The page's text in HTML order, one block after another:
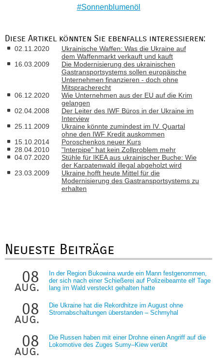
Sonnenblumenöl
Diese Artikel könnten Sie ebenfalls interessieren:
02.11.2020
Ukrainische Waffen: Was die Ukraine auf
dem Waffenmarkt verkauft und kauft
16.03.2009
Die Modernisierung des ukrainischen
Gastransportsystems sollen europäische
Unternehmen finanzieren - doch ohne
Mitspracherecht
06.12.2020
Wie Unternehmen aus der EU auf die Krim
gelangen
02.04.2008
Der Leiter des IWF Büros in der Ukraine im
Interview
25.11.2009
Ukraine könnte zumindest im IV. Quartal
ohne den IWF Kredit auskommen
15.10.2014
Poroschenkos neuer Kurs
28.04.2010
"Interpipe" hat kein Zollproblem mehr
04.07.2020
Stühle für IKEA aus ukrainischer Buche: Wie
der Karpatenwald illegal abgeholzt wird
23.03.2009
Ukraine hofft heute Mittel für die
Modernisierung des Gastransportsystems zu
erhalten
Neueste Beiträge
08
aug.
In der Region Bukowina wurde ein Mann festgenommen,
der sich nach einer Schießerei auf Polizeibeamte elf Tage
lang im Wald versteckt gehalten hatte
08
aug.
Die Ukraine hat die Rekordhitze im August ohne
Stromabschaltungen überstanden – Schmyhal
08
aug.
Die Russen haben mit einer Drohne einen Angriff auf die
Lokomotive des Zuges Sumy–Kiew verübt